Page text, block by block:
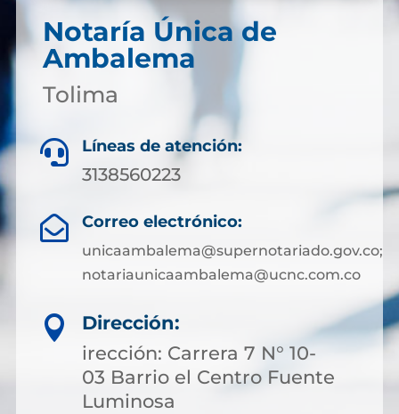
Notaría Única de
Ambalema
Tolima
 Líneas de atención:
3138560223
 Correo electrónico:
unicaambalema@supernotariado.gov.co;
notariaunicaambalema@ucnc.com.co

Dirección:
irección: Carrera 7 N° 10-
03 Barrio el Centro Fuente
Luminosa